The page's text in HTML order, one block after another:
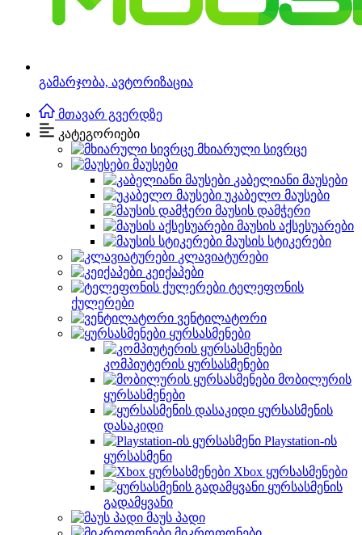
გამარჯობა, ავტორიზაცია
მთავარ გვერდზე
კატეგორიები
მხიარული სივრცე
მაუსები
კაბელიანი მაუსები
უკაბელო მაუსები
მაუსის დამჭერი
მაუსის აქსესუარები
მაუსის სტიკერები
კლავიატურები
კეიქაპები
ტელეფონის
ქულერები
ვენტილატორი
ყურსასმენები
კომპიუტერის ყურსასმენები
მობილურის
ყურსასმენები
ყურსასმენის
დასაკიდი
Playstation-ის
ყურსასმენი
Xbox ყურსასმენები
ყურსასმენის
გადამყვანი
მაუს პადი